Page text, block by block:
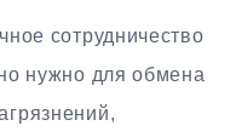
сотрудничество
нужно для обмена